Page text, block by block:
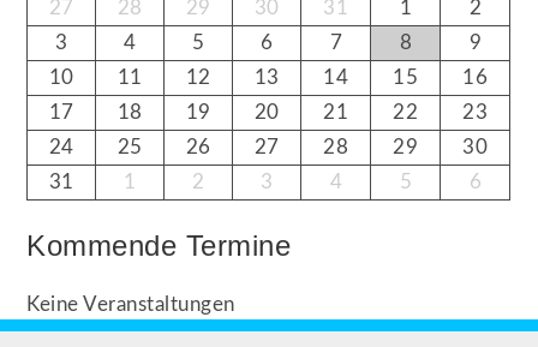
27
28 29 30 31 1
2
3
4 5 6 7 8
9
10
11 12 13 14 15
16
17
18 19 20 21 22
23
24
25 26 27 28 29
30
31
1 2 3 4 5 6
Kommende Termine
Keine Veranstaltungen